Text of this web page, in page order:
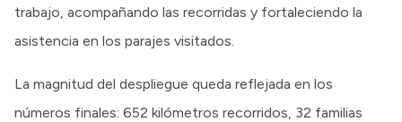
trabajo, acompañando las recorridas y fortaleciendo la
asistencia en los parajes visitados.
La magnitud del despliegue queda reflejada en los
números finales: 652 kilómetros recorridos, 32 familias